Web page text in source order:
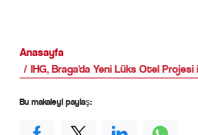
Anasayfa
IHG, Braga'da Yeni Lüks Otel Projesi
Bu makaleyi paylaş: